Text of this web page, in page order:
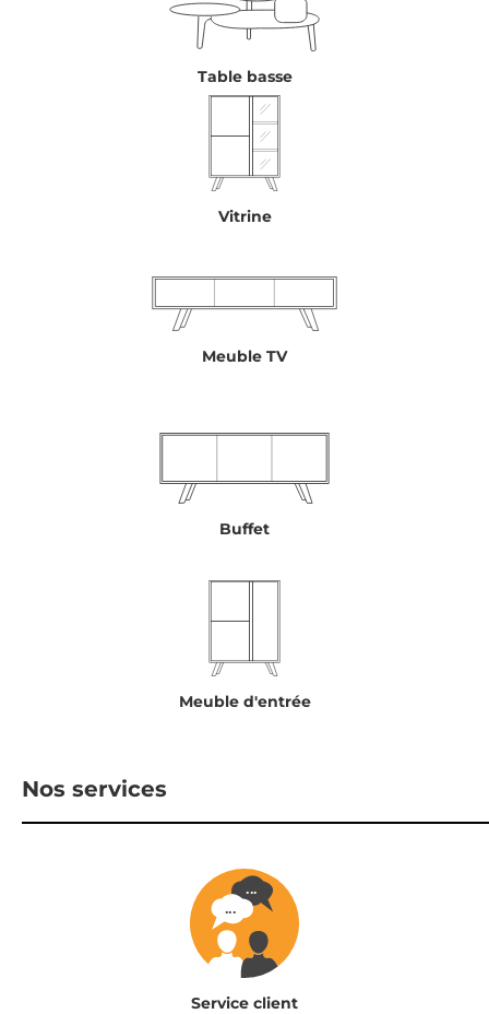
Table basse
Vitrine
Meuble TV
Buffet
Meuble d'entrée
Nos services
Service client